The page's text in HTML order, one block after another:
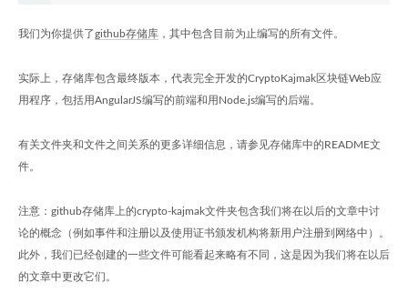
我们为你提供了github存储库 ，其中包含目前为止编写的所有文件。
实际上，存储库包含最终版本，代表完全开发的CryptoKajmak区块链Web应
用程序，包括用AngularJS编写的前端和用Node.js编写的后端。
有关文件夹和文件之间关系的更多详细信息，请参见存储库中的README文
件。
注意：github存储库上的crypto-kajmak文件夹包含我们将在以后的文章中讨
论的概念（例如事件和注册以及使用证书颁发机构将新用户注册到网络中）。
此外，我们已经创建的一些文件可能看起来略有不同，这是因为我们将在以后
的文章中更改它们。